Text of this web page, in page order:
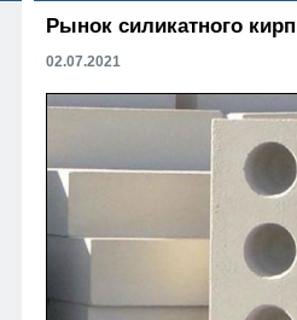
Рынок силикатного
02.07.2021